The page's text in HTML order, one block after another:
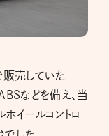
売していた
などを備え、当
イールコントロ